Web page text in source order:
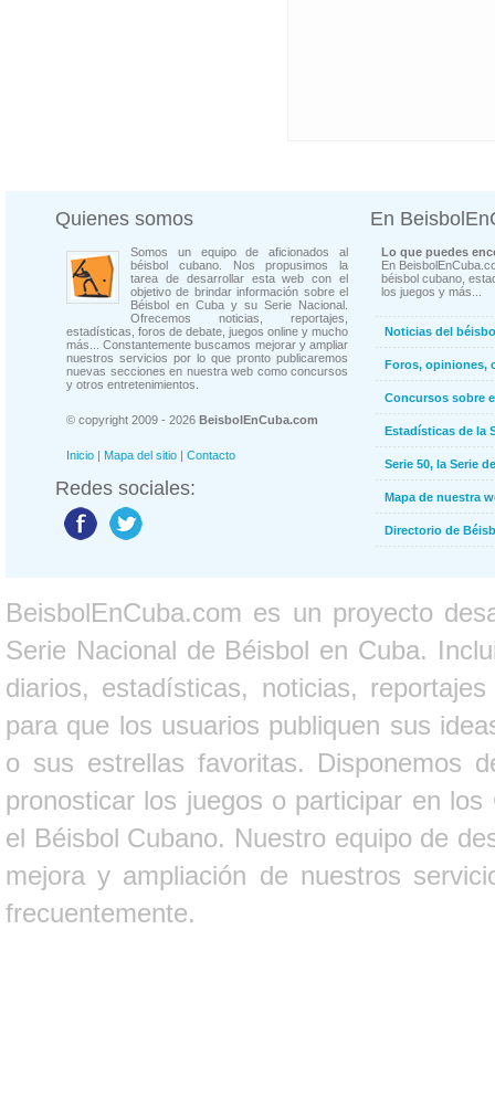
Quienes somos
Somos un equipo de aficionados al
béisbol cubano. Nos propusimos la
tarea de desarrollar esta web con el
objetivo de brindar información sobre el
Béisbol en Cuba y su Serie Nacional.
Ofrecemos noticias, reportajes,
estadísticas, foros de debate, juegos online y mucho
más... Constantemente buscamos mejorar y ampliar
nuestros servicios por lo que pronto publicaremos
nuevas secciones en nuestra web como concursos
y otros entretenimientos.
© copyright 2009 - 2026 BeisbolEnCuba.com
Inicio | Mapa del sitio | Contacto
Redes sociales:
En
Lo que puedes
En
béisbol cubano,
los juegos y más...
Noticias del
Foros, opiniones,
Concursos sobre
Estadísticas de la
Serie 50, la Serie
Mapa de nuestra
Directorio de
BeisbolEnCuba.com es un proyecto
Serie Nacional de Béisbol en Cuba.
diarios, estadísticas, noticias,
para que los usuarios publiquen sus
o sus estrellas favoritas. Disponemos
pronosticar los juegos o participar en
el Béisbol Cubano. Nuestro equipo de
mejora y ampliación de nuestros
frecuentemente.